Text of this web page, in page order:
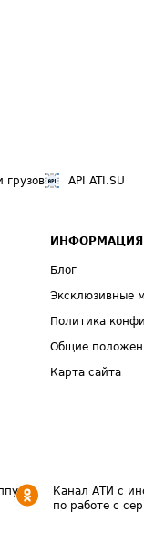
грузов API ATI.SU
ИНФОРМАЦИЯ
Блог
Эксклюзивные
Политика
Общие
Карта сайта
Канал АТИ с
по работе с